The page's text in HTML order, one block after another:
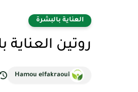
العناية بالبشرة
روتين
Hamou elfakraoui